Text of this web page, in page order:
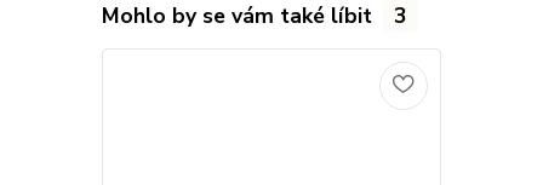
Mohlo by se vám také líbit 3